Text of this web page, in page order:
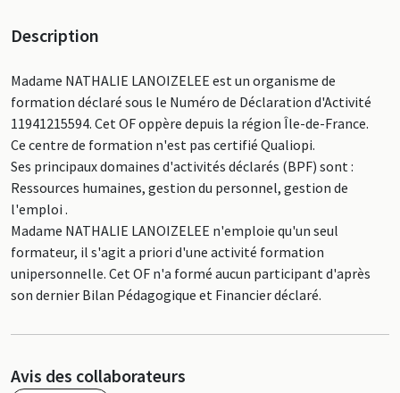
Description
Madame NATHALIE LANOIZELEE est un organisme de
formation déclaré sous le Numéro de Déclaration d'Activité
11941215594. Cet OF oppère depuis la région Île-de-France.
Ce centre de formation n'est pas certifié Qualiopi.
Ses principaux domaines d'activités déclarés (BPF) sont :
Ressources humaines, gestion du personnel, gestion de
l'emploi .
Madame NATHALIE LANOIZELEE n'emploie qu'un seul
formateur, il s'agit a priori d'une activité formation
unipersonnelle. Cet OF n'a formé aucun participant d'après
son dernier Bilan Pédagogique et Financier déclaré.
Avis des collaborateurs